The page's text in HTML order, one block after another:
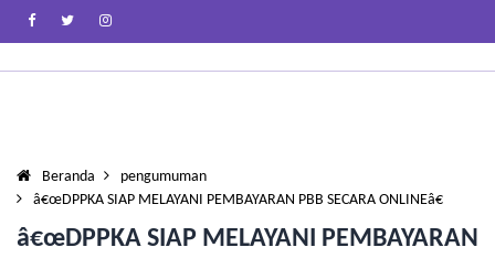
Beranda
pengumuman
â€œDPPKA SIAP MELAYANI PEMBAYARAN PBB SECARA ONLINEâ€
â€œDPPKA SIAP MELAYANI PEMBAYARAN